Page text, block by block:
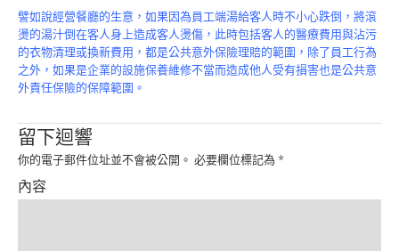
服務項目
Service
火災保額
估算系統
商品簡介
Product
譬如說經營餐廳的生意，如果因為員工端湯給客人時不小心跌倒，將滾
燙的湯汁倒在客人身上造成客人燙傷，此時包括客人的醫療費用與沾污
的衣物清理或換新費用，都是公共意外保險理賠的範圍，除了員工行為
之外，如果是企業的設施保養維修不當而造成他人受有損害也是公共意
外責任保險的保障範圍。
留下迴響
你的電子郵件位址並不會被公開。 必要欄位標記為 *
內容